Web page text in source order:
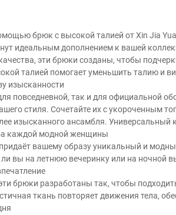
брюк с высокой талией от Xin Jia
идеальным дополнением к вашей
эти брюки созданы, чтобы
талией помогает уменьшить талию и
изысканности
повседневной, так и для официальной
стиля. Сочетайте их с укороченным
изысканного ансамбля. Универсальный
каждой модной женщины
вашему образу уникальный и
ли вы на летнюю вечеринку или на ночной
брюки разработаны так, чтобы
ткань повторяет движения тела,